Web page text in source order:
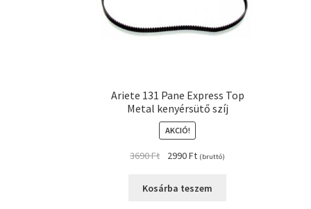
Ariete 131 Pane Express Top
Metal kenyérsütő szíj
AKCIÓ!
3690Ft
Original
was:
2990FtCurrent
is:
(bruttó)
Kosárba teszem